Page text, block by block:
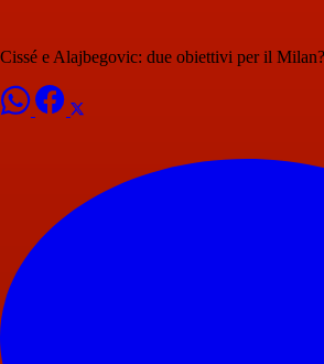
Cissé e Alajbegovic: due obiettivi per il